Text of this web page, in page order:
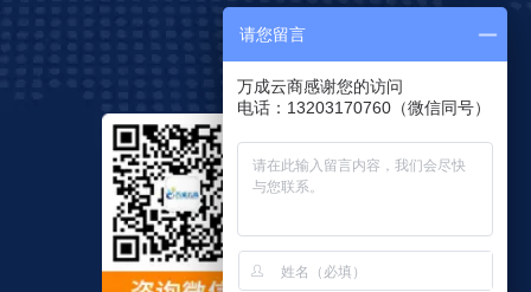
请您留言
万成云商感谢您的访问
电话：13203170760（微信同号）